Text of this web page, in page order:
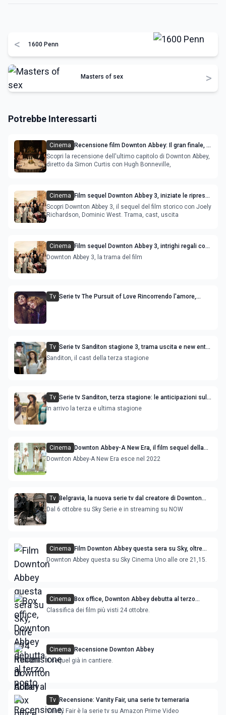
< 1600 Penn
Masters of sex >
Potrebbe Interessarti
Cinema
Recensione film Downton Abbey: Il gran finale, il
culmine dell'acclamata saga
Scopri la recensione dell'ultimo capitolo di Downton Abbey,
diretto da Simon Curtis con Hugh Bonneville,
Cinema
Film sequel Downton Abbey 3, iniziate le riprese
con Joely Richardson e Dominic West
Scopri Downton Abbey 3, il sequel del film storico con Joely
Richardson, Dominic West. Trama, cast, uscita
Cinema
Film sequel Downton Abbey 3, intrighi regali con
Joely Richardson e Dominic West
Downton Abbey 3, la trama del film
Tv Serie tv The Pursuit of Love Rincorrendo l'amore,
Tv Serie tv Sanditon stagione 3, trama uscita e new entry
nel cast
Sanditon, il cast della terza stagione
Tv Serie tv Sanditon, terza stagione: le anticipazioni sul
cast e la trama
In arrivo la terza e ultima stagione
Cinema
Downton Abbey-A New Era, il film sequel della
serie tv con Elizabeth McGovern: immagini dal
Downton Abbey-A New Era esce nel 2022
Tv Belgravia, la nuova serie tv dal creatore di Downton
Abbey
Dal 6 ottobre su Sky Serie e in streaming su NOW
Cinema
Film Downton Abbey questa sera su Sky, oltre
194 milioni di dollari al box office
Downton Abbey questa su Sky Cinema Uno alle ore 21,15.
Cinema
Box office, Downton Abbey debutta al terzo
posto
Classifica dei film più visti 24 ottobre.
Cinema
Recensione Downton Abbey
Il sequel già in cantiere.
Tv Recensione: Vanity Fair, una serie tv temeraria
Vanity Fair è la serie tv su Amazon Prime Video